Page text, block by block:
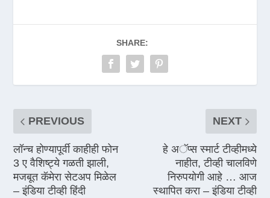
SHARE:
PREVIOUS
लॉन्च होण्यापूर्वी काहीही फोन
3 ए वैशिष्ट्ये गळती झाली,
मजबूत कॅमेरा सेटअप मिळेल
– इंडिया टीव्ही हिंदी
NEXT
हे अॅप्स स्मार्ट टीव्हीमध्ये
नाहीत, टीव्ही चालविणे
निरुपयोगी आहे … आज
स्थापित करा – इंडिया टीव्ही